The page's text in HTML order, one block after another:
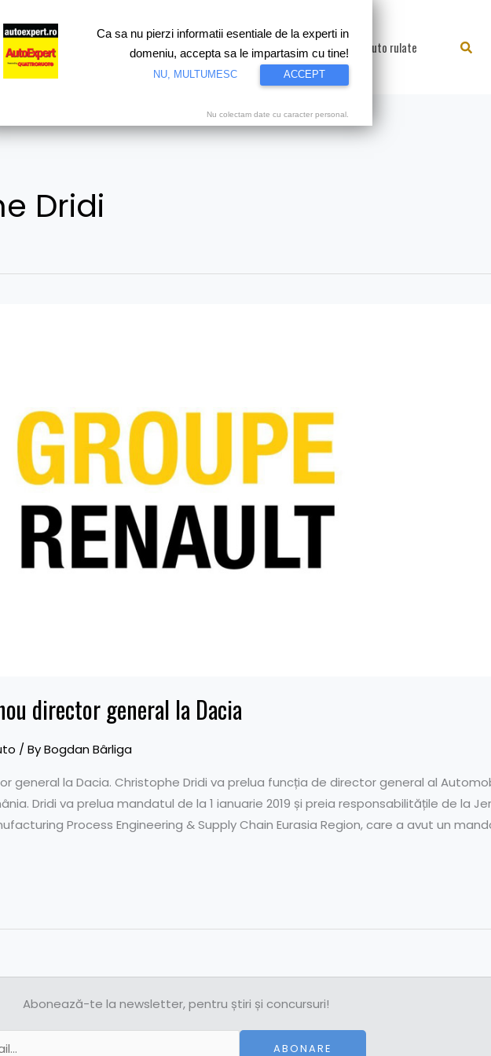
Test drive Motorsport Proiecte speciale Video Auto rulate
Dridi
director general la Dacia
/ ByBogdan Bârliga
general la Dacia. Christophe Dridi va prelua funcția de director general al
Dridi va prelua mandatul de la 1 ianuarie 2019 și preia responsabilitățile de la
Process Engineering & Supply Chain Eurasia Region, care a avut un
Abonează-te la newsletter, pentru știri și concursuri!
ABONARE
Ca sa nu pierzi informatii esentiale de la experti in
domeniu, accepta sa le impartasim cu tine!
NU, MULTUMESC ACCEPT
Nu colectam date cu caracter personal.